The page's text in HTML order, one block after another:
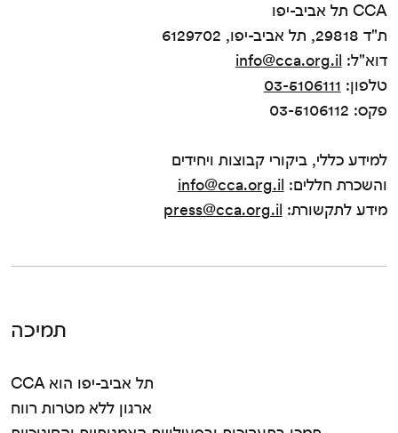
CCA תל אביב-יפו
ת"ד 29818, תל אביב-יפו, 6129702
דוא"ל: info@cca.org.il
טלפון: 03-5106111
פקס: 03-5106112
למידע כללי, ביקורי קבוצות ויחידים
והשכרת חללים: info@cca.org.il
מידע לתקשורת: press@cca.org.il
תמיכה
CCA תל אביב-יפו הוא
ארגון ללא מטרות רווח